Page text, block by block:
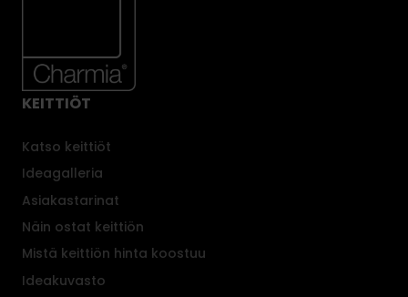
KEITTIÖT
Katso keittiöt
Ideagalleria
Asiakastarinat
Näin ostat keittiön
Mistä keittiön hinta koostuu
Ideakuvasto